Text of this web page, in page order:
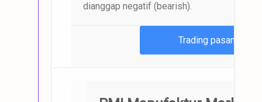
dianggap negatif (bearish).
Trading pasangan